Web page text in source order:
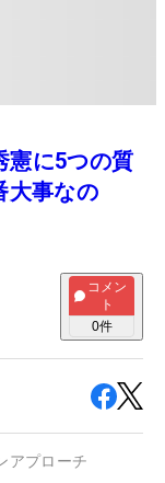
憲に5つの質
事なの
コメン
ト
0件
アプローチ